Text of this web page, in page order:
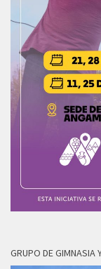
GRUPO DE GIMNASIA